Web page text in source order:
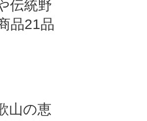
伝統野
品21品
山の恵